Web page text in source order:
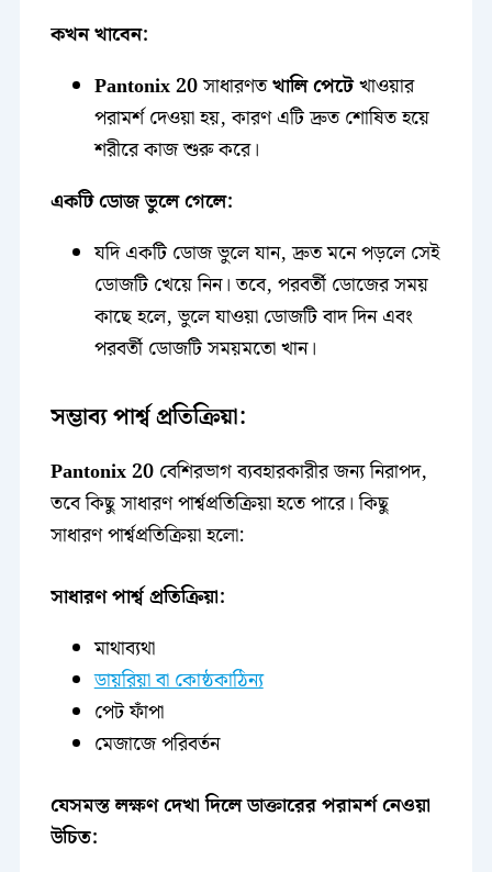
কখন খাবেন:
Pantonix 20সাধারণতখালি পেটেখাওয়ার
পরামর্শ দেওয়া হয়, কারণ এটি দ্রুত শোষিত হয়ে
শরীরে কাজ শুরু করে।
একটি ডোজ ভুলে গেলে:
যদি একটি ডোজ ভুলে যান, দ্রুত মনে পড়লে সেই
ডোজটি খেয়ে নিন। তবে, পরবর্তী ডোজের সময়
কাছে হলে, ভুলে যাওয়া ডোজটি বাদ দিন এবং
পরবর্তী ডোজটি সময়মতো খান।
সম্ভাব্য পার্শ্ব প্রতিক্রিয়া:
Pantonix 20বেশিরভাগ ব্যবহারকারীর জন্য নিরাপদ,
তবে কিছু সাধারণ পার্শ্বপ্রতিক্রিয়া হতে পারে। কিছু
সাধারণ পার্শ্বপ্রতিক্রিয়া হলো:
সাধারণ পার্শ্ব প্রতিক্রিয়া:
মাথাব্যথা
ডায়রিয়া বা কোষ্ঠকাঠিন্য
পেট ফাঁপা
মেজাজে পরিবর্তন
যেসমস্ত লক্ষণ দেখা দিলে ডাক্তারের পরামর্শ নেওয়া
উচিত: